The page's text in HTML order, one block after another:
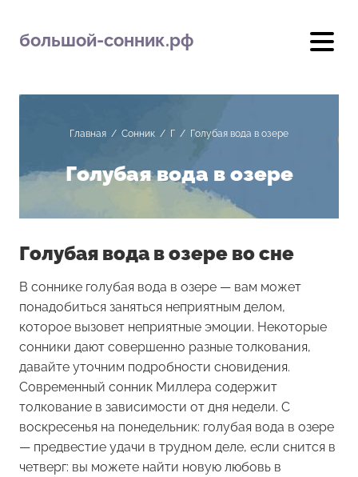
большой-сонник.рф
Главная / Сонник / Г / Голубая вода в озере
Голубая вода в озере
Голубая вода в озере во сне
В соннике голубая вода в озере — вам может
понадобиться заняться неприятным делом,
которое вызовет неприятные эмоции. Некоторые
сонники дают совершенно разные толкования,
давайте уточним подробности сновидения.
Современный сонник Миллера содержит
толкование в зависимости от дня недели. С
воскресенья на понедельник: голубая вода в озере
— предвестие удачи в трудном деле, если снится в
четверг: вы можете найти новую любовь в